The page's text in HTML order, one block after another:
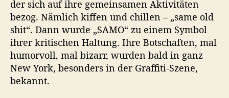
der sich auf ihre gemeinsamen Aktivitäten
bezog. Nämlich kiffen und chillen – „same old
shit“. Dann wurde „SAMO“ zu einem Symbol
ihrer kritischen Haltung. Ihre Botschaften, mal
humorvoll, mal bizarr, wurden bald in ganz
New York, besonders in der Graffiti-Szene,
bekannt.